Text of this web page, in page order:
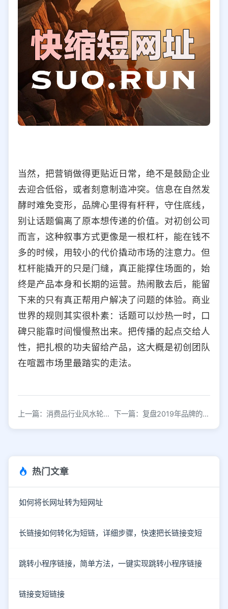
当然，把营销做得更贴近日常，绝不是鼓励企业
去迎合低俗，或者刻意制造冲突。信息在自然发
酵时难免变形，品牌心里得有杆秤，守住底线，
别让话题偏离了原本想传递的价值。对初创公司
而言，这种叙事方式更像是一根杠杆，能在钱不
多的时候，用较小的代价撬动市场的注意力。但
杠杆能撬开的只是门缝，真正能撑住场面的，始
终是产品本身和长期的运营。热闹散去后，能留
下来的只有真正帮用户解决了问题的体验。商业
世界的规则其实很朴素：话题可以炒热一时，口
碑只能靠时间慢慢熬出来。把传播的起点交给人
性，把扎根的功夫留给产品，这大概是初创团队
在喧嚣市场里最踏实的走法。
上一篇：消费品行业风水轮流转，原因在于缺乏品牌力 下一篇：复盘2019年品牌的综艺营销，我们发现了这些新趋势
热门文章
如何将长网址转为短网址
长链接如何转化为短链，详细步骤，快速把长链接变短
跳转小程序链接，简单方法，一键实现跳转小程序链接
链接变短链接